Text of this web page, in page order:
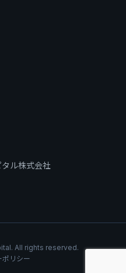
ル株式会社
All rights reserved.
ポリシー